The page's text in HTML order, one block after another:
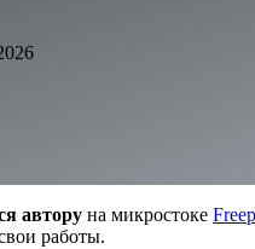
автору на микростоке
работы.